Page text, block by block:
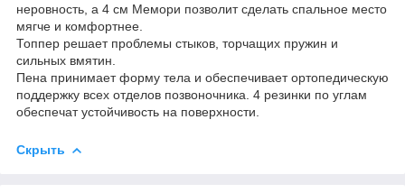
неровность, а 4 см Мемори позволит сделать спальное место
мягче и комфортнее.
Топпер решает проблемы стыков, торчащих пружин и
сильных вмятин.
Пена принимает форму тела и обеспечивает ортопедическую
поддержку всех отделов позвоночника. 4 резинки по углам
обеспечат устойчивость на поверхности.
Скрыть